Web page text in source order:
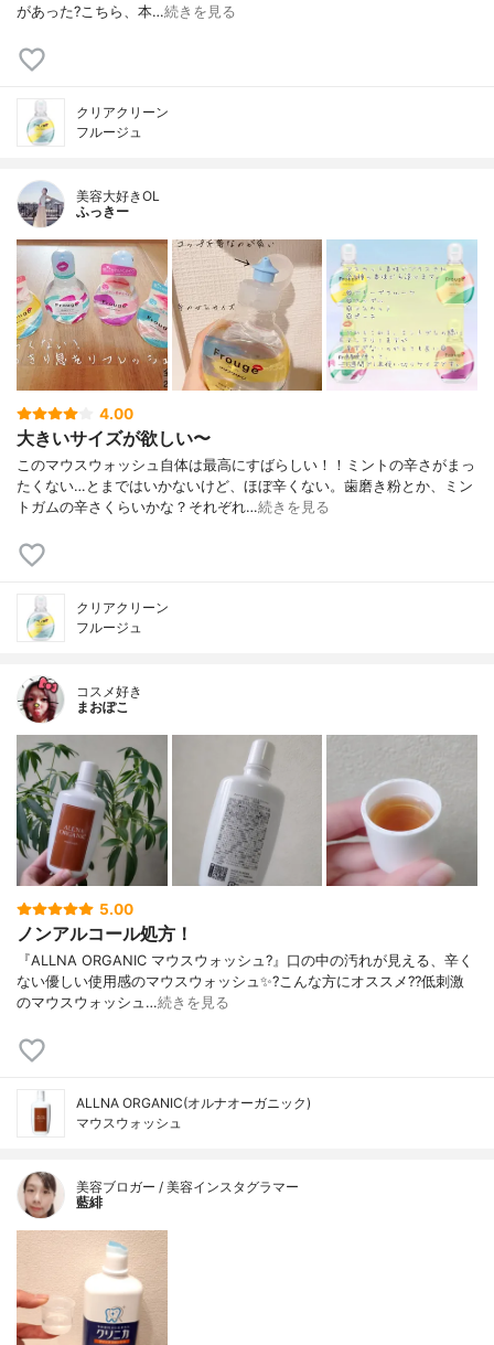
があった? こちら、本…続きを見る
クリアクリーン
フルージュ
美容大好きOL
ふっきー
4.00
大きいサイズが欲しい〜
このマウスウォッシュ自体は最高にすばらしい！！ミントの辛さがまっ
たくない…とまではいかないけど、ほぼ辛くない。歯磨き粉とか、ミン
トガムの辛さくらいかな？それぞれ…続きを見る
クリアクリーン
フルージュ
コスメ好き
まおぽこ
5.00
ノンアルコール処方！
『ALLNA ORGANIC マウスウォッシュ?』口の中の汚れが見える、辛く
ない優しい使用感のマウスウォッシュ✨?こんな方にオススメ??低刺激
のマウスウォッシュ…続きを見る
ALLNA ORGANIC(オルナオーガニック)
マウスウォッシュ
美容ブロガー / 美容インスタグラマー
藍緋